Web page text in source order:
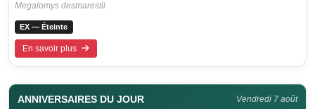
Megalomys desmarestii
EX — Éteinte
En savoir plus
ANNIVERSAIRES DU JOUR Vendredi 7 août